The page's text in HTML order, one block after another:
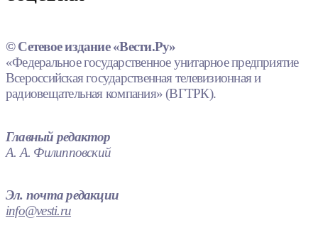
© Сетевое издание «Вести.Ру»
«Федеральное государственное унитарное предприятие
Всероссийская государственная телевизионная и
радиовещательная компания» (ВГТРК).
Главный редактор
А. А. Филипповский
Эл. почта редакции
info@vesti.ru